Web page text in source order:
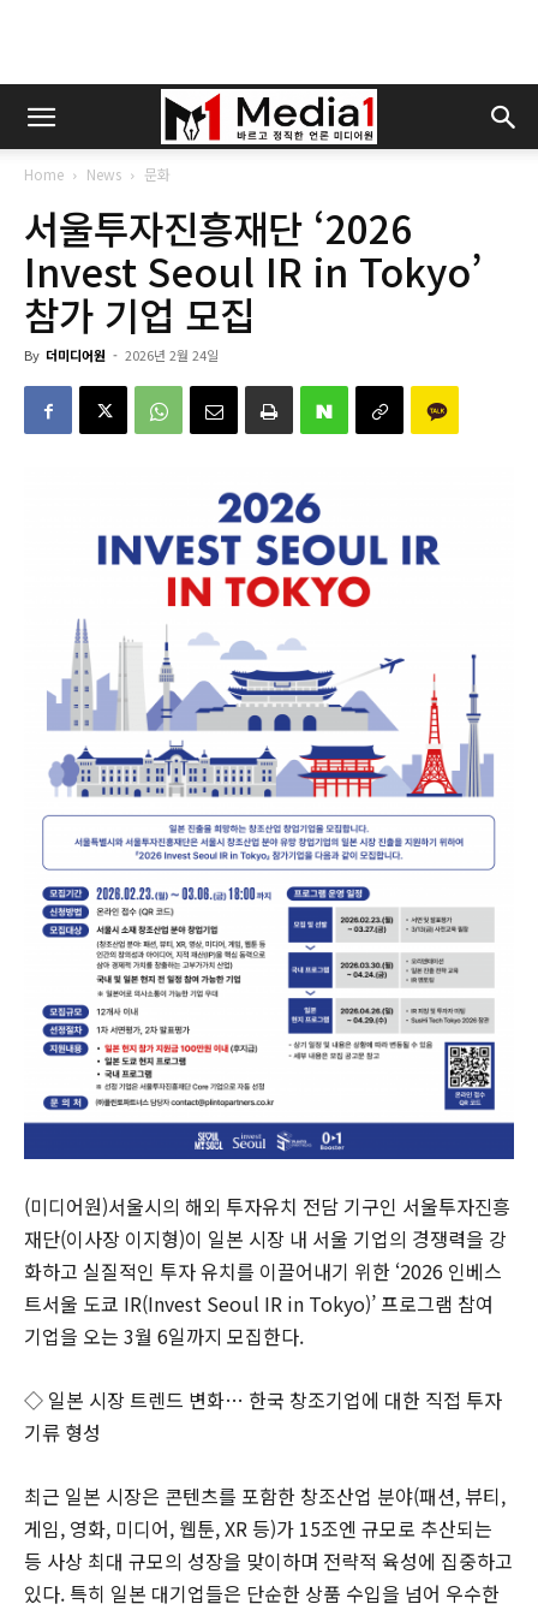
Home News 문화
서울투자진흥재단 ‘2026
Invest Seoul IR in Tokyo’
참가 기업 모집
By 더미디어원 - 2026년 2월 24일
(미디어원)서울시의 해외 투자유치 전담 기구인 서울투자진흥
재단(이사장 이지형)이 일본 시장 내 서울 기업의 경쟁력을 강
화하고 실질적인 투자 유치를 이끌어내기 위한 ‘2026 인베스
트서울 도쿄 IR(Invest Seoul IR in Tokyo)’ 프로그램 참여
기업을 오는 3월 6일까지 모집한다.
◇ 일본 시장 트렌드 변화… 한국 창조기업에 대한 직접 투자
기류 형성
최근 일본 시장은 콘텐츠를 포함한 창조산업 분야(패션, 뷰티,
게임, 영화, 미디어, 웹툰, XR 등)가 15조엔 규모로 추산되는
등 사상 최대 규모의 성장을 맞이하며 전략적 육성에 집중하고
있다. 특히 일본 대기업들은 단순한 상품 수입을 넘어 우수한